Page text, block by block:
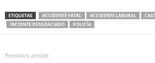
ETIQUETAS ACCIDENTE FATAL ACCIDENTE LABORAL
INCIDNTE DESGRACIADO
POLICÍA
Previous article